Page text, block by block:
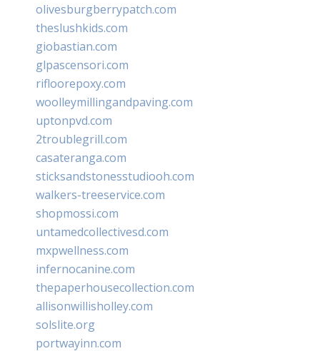
olivesburgberrypatch.com
theslushkids.com
giobastian.com
glpascensori.com
rifloorepoxy.com
woolleymillingandpaving.com
uptonpvd.com
2troublegrill.com
casateranga.com
sticksandstonesstudiooh.com
walkers-treeservice.com
shopmossi.com
untamedcollectivesd.com
mxpwellness.com
infernocanine.com
thepaperhousecollection.com
allisonwillisholley.com
solslite.org
portwayinn.com